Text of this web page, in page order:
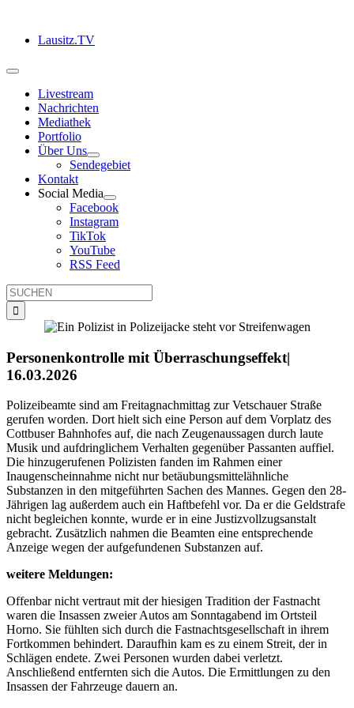
springenLausitz.TV
Toggle
NavigationLivestream
Nachrichten
Mediathek
Portfolio
Über Uns
Sendegebiet
Kontakt
Social Media
Facebook
Instagram
TikTok
YouTube
RSS Feed
Suche
nach:
Personenkontrolle mit Überraschungseffekt|
16.03.2026
Polizeibeamte sind am Freitagnachmittag zur Vetschauer Straße
gerufen worden. Dort hielt sich eine Person auf dem Vorplatz des
Cottbuser Bahnhofes auf, die nach Zeugenaussagen durch laute
Musik und aufdringlichem Verhalten gegenüber Passanten auffiel.
Die hinzugerufenen Polizisten fanden im Rahmen einer
Inaugenscheinnahme nicht nur betäubungsmittelähnliche
Substanzen in den mitgeführten Sachen des Mannes. Gegen den 28-
Jährigen lag außerdem auch ein Haftbefehl vor. Da er die Geldstrafe
nicht begleichen konnte, wurde er in eine Justizvollzugsanstalt
gebracht. Zusätzlich nahmen die Beamten eine entsprechende
Anzeige wegen der aufgefundenen Substanzen auf.
weitere Meldungen:
Offenbar nicht vertraut mit der hiesigen Tradition der Fastnacht
waren die Insassen zweier Autos am Sonntagabend im Ortsteil
Horno. Sie fühlten sich durch die Fastnachtsgesellschaft in ihrem
Fortkommen behindert. Daraufhin kam es zu einem Streit, der in
Schlägen endete. Zwei Personen wurden dabei verletzt.
Anschließend entfernten sich die Autos. Die Ermittlungen zu den
Insassen der Fahrzeuge dauern an.